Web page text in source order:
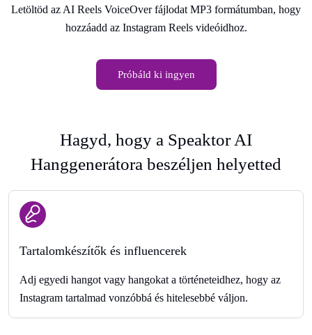
Letöltöd az AI Reels VoiceOver fájlodat MP3 formátumban, hogy
hozzáadd az Instagram Reels videóidhoz.
Próbáld ki ingyen
Hagyd, hogy a Speaktor AI
Hanggenerátora beszéljen helyetted
Tartalomkészítők és influencerek
Adj egyedi hangot vagy hangokat a történeteidhez, hogy az
Instagram tartalmad vonzóbbá és hitelesebbé váljon.